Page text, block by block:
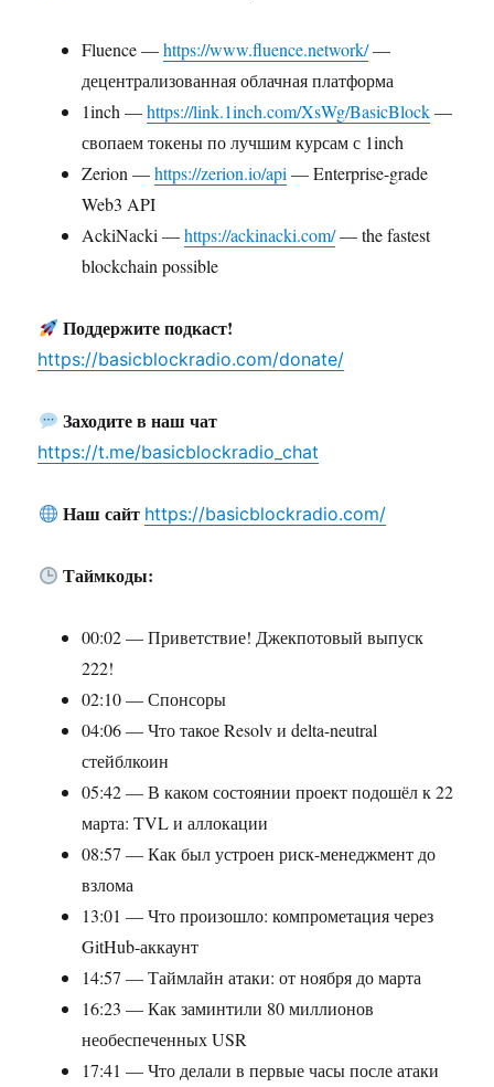
Fluence —https://www.fluence.network/—
децентрализованная облачная платформа
1inch —https://link.1inch.com/XsWg/BasicBlock—
свопаем токены по лучшим курсам с 1inch
Zerion —https://zerion.io/api — Enterprise-grade
Web3 API
AckiNacki —https://ackinacki.com/— the fastest
blockchain possible
Поддержите подкаст!
https://basicblockradio.com/donate/
Заходите в наш чат
https://t.me/basicblockradio_chat
Наш сайт https://basicblockradio.com/
Таймкоды:
00:02 — Приветствие! Джекпотовый выпуск
222!
02:10 — Спонсоры
04:06 — Что такое Resolv и delta-neutral
стейблкоин
05:42 — В каком состоянии проект подошёл к 22
марта: TVL и аллокации
08:57 — Как был устроен риск-менеджмент до
взлома
13:01 — Что произошло: компрометация через
GitHub-аккаунт
14:57 — Таймлайн атаки: от ноября до марта
16:23 — Как заминтили 80 миллионов
необеспеченных USR
17:41 — Что делали в первые часы после атаки